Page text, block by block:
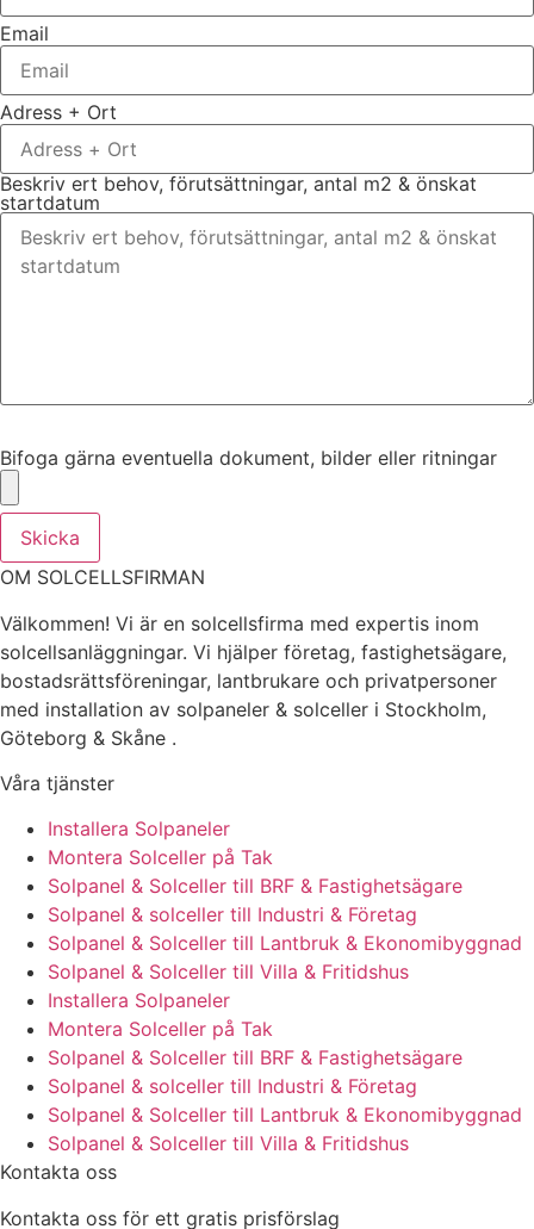
Email
Adress + Ort
Beskriv ert behov, förutsättningar, antal m2 & önskat
startdatum
Bifoga gärna eventuella dokument, bilder eller ritningar
Skicka
OM SOLCELLSFIRMAN
Välkommen! Vi är en solcellsfirma med expertis inom
solcellsanläggningar. Vi hjälper företag, fastighetsägare,
bostadsrättsföreningar, lantbrukare och privatpersoner
med installation av solpaneler & solceller i Stockholm,
Göteborg & Skåne .
Våra tjänster
Installera Solpaneler
Montera Solceller på Tak
Solpanel & Solceller till BRF & Fastighetsägare
Solpanel & solceller till Industri & Företag
Solpanel & Solceller till Lantbruk & Ekonomibyggnad
Solpanel & Solceller till Villa & Fritidshus
Installera Solpaneler
Montera Solceller på Tak
Solpanel & Solceller till BRF & Fastighetsägare
Solpanel & solceller till Industri & Företag
Solpanel & Solceller till Lantbruk & Ekonomibyggnad
Solpanel & Solceller till Villa & Fritidshus
Kontakta oss
Kontakta oss för ett gratis prisförslag